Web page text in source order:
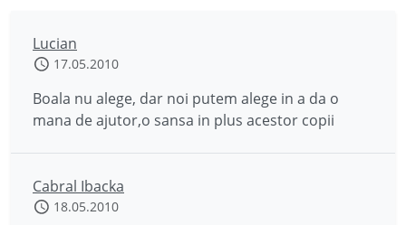
Lucian
17.05.2010
Boala nu alege, dar noi putem alege in a da o
mana de ajutor,o sansa in plus acestor copii
Cabral Ibacka
18.05.2010